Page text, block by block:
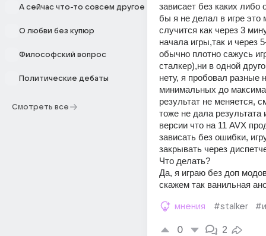
А сейчас что-то совсем другое
О любви без купюр
Философский вопрос
Политические дебаты
Смотреть все
зависает без каких либо
бы я не делал в игре это
случится как через 3
начала игры,так и через
обычно плотно сажусь
сталкер),ни в одной
нету, я пробовал разные
минимальных до
результат не меняется,
тоже не дала результата
версии что на 11 AVX
зависать без ошибки,
закрывать через
Что делать?
Да, я играю без доп
скажем так ванильная
мнения #stalker
0 2